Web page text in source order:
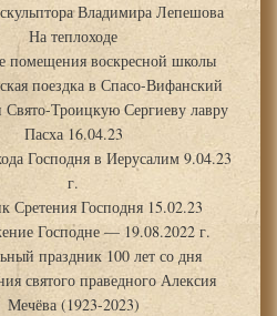
Владимира Лепешова
На теплоходе
помещения воскресной школы
поездка в Спасо-Вифанский
Свято-Троицкую Сергиеву лавру
Пасха 16.04.23
Господня в Иерусалим 9.04.23
г.
Сретения Господня 15.02.23
Господне — 19.08.2022 г.
праздник 100 лет со дня
святого праведного Алексия
Мечёва (1923-2023)